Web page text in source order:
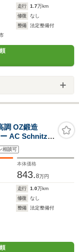
走行 1.7万km
修復
なし
整備
法定整備付
OZ鍛造
AC Schnitzer
リアウイング
ライト OPレ
相談可
本体価格
843.8万円
走行 1.0万km
修復
なし
整備
法定整備付